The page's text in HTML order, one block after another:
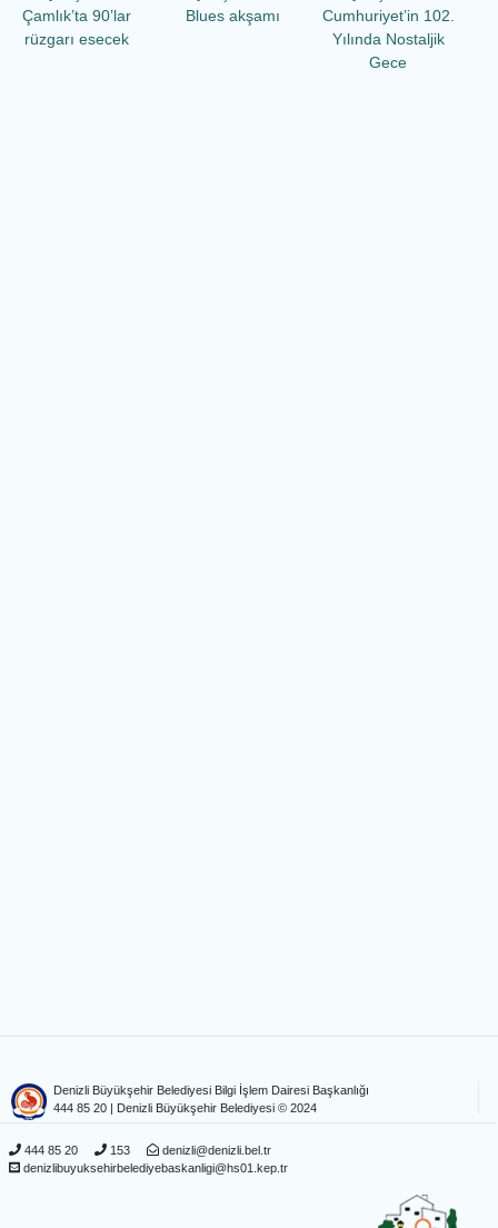
Çamlık’ta 90’lar
rüzgarı esecek
Blues akşamı
Cumhuriyet’in 102.
Yılında Nostaljik
Gece
Denizli Büyükşehir Belediyesi Bilgi İşlem Dairesi Başkanlığı
444 85 20 | Denizli Büyükşehir Belediyesi © 2024
444 85 20 153
denizli@denizli.bel.tr
denizlibuyuksehirbelediyebaskanligi@hs01.kep.tr